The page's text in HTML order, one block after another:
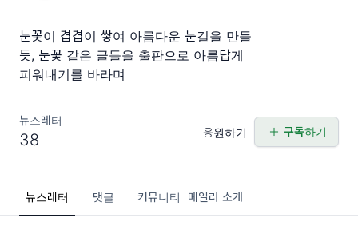
눈꽃이 겹겹이 쌓여 아름다운 눈길을 만들
듯, 눈꽃 같은 글들을 출판으로 아름답게
피워내기를 바라며
뉴스레터
38 응원하기 구독하기
뉴스레터 댓글 커뮤니티 메일러 소개